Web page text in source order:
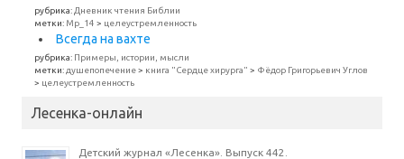
рубрика: Дневник чтения Библии
метки: Мр_14 > целеустремленность
Всегда на вахте
рубрика: Примеры, истории, мысли
метки: душепопечение> книга "Сердце хирурга" > Фёдор Григорьевич Углов
> целеустремленность
Лесенка-онлайн
Детский журнал «Лесенка». Выпуск 442.